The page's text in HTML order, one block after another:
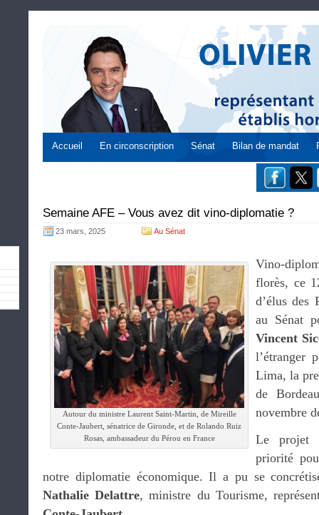
Accueil En circonscription Sénat Bilan de mandat
Semaine AFE – Vous avez dit vino-diplomatie ?
23 mars, 2025 Au Sénat
Autour du ministre Laurent Saint-Martin, de Mireille
Conte-Jaubert, sénatrice de Gironde, et de Rolando Ruiz
Rosas, ambassadeur du Pérou en France
Vino-
florès, ce
d’élus des
au Sénat
Vincent
l’étranger
Lima, la
de
novembre
Le projet
priorité
notre diplomatie économique. Il a pu se
Nathalie Delattre, ministre du Tourisme,